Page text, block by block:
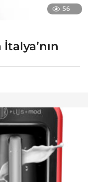
56